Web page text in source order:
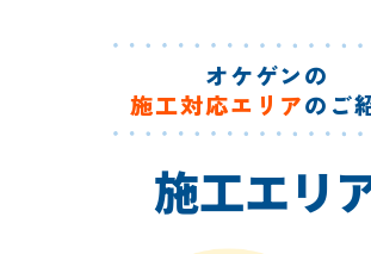
オケゲンの
施工対応エリアのご
施工エリ